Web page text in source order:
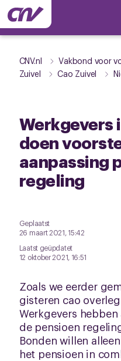
CNV.nl
Vakbond voor
Zuivel
Cao Zuivel
Werkgevers
doen
aanpassing
regeling
Geplaatst
26 maart 2021, 15:42
Laatst geüpdatet
12 oktober 2021, 16:51
Zoals we eerder
gisteren cao
Werkgevers
de pensioen
Bonden willen
het pensioen in